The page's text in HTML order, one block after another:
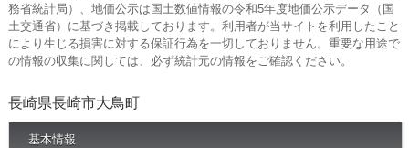
務省統計局）、地価公示は国土数値情報の令和5年度地価公示データ（国
土交通省）に基づき掲載しております。利用者が当サイトを利用したこと
により生じる損害に対する保証行為を一切しておりません。重要な用途で
の情報の収集に関しては、必ず統計元の情報をご確認ください。
長崎県長崎市大鳥町
基本情報